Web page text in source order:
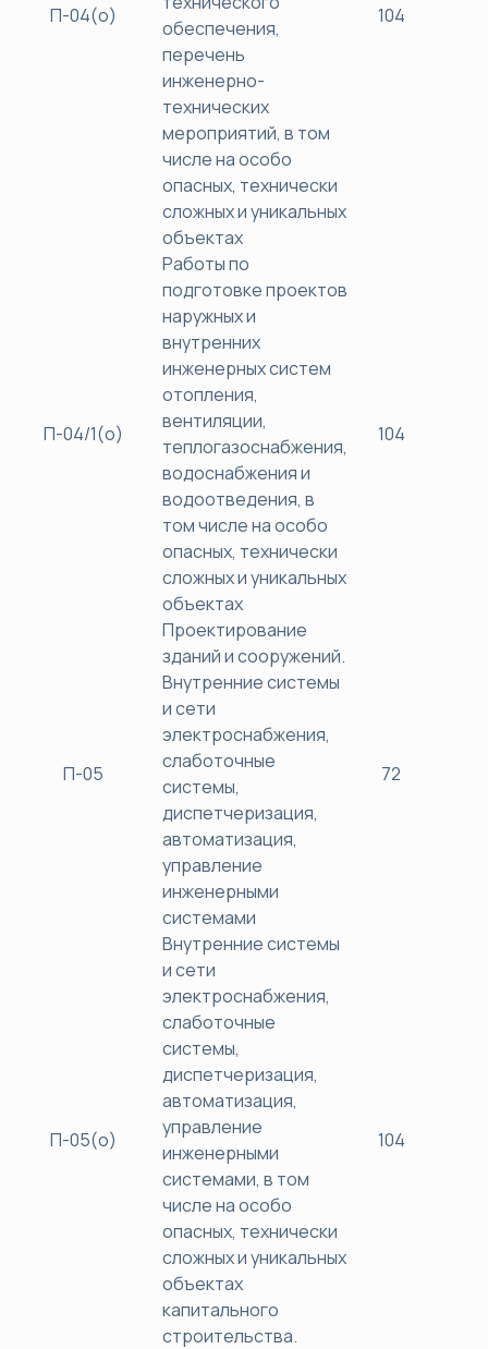
П-04(о)
обеспечения,
перечень
инженерно-
технических
мероприятий, в том
числе на особо
опасных, технически
сложных и уникальных
объектах
104
П-04/1(о)
Работы по
подготовке проектов
наружных и
внутренних
инженерных систем
отопления,
вентиляции,
теплогазоснабжения,
водоснабжения и
водоотведения, в
том числе на особо
опасных, технически
сложных и уникальных
объектах
104
П-05
Проектирование
зданий и сооружений.
Внутренние системы
и сети
электроснабжения,
слаботочные
системы,
диспетчеризация,
автоматизация,
управление
инженерными
системами
72
П-05(о)
Внутренние системы
и сети
электроснабжения,
слаботочные
системы,
диспетчеризация,
автоматизация,
управление
инженерными
системами, в том
числе на особо
опасных, технически
сложных и уникальных
объектах
капитального
строительства.
104